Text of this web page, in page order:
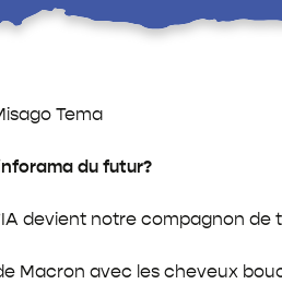
Tema
du futur?
devient notre compagnon de
Macron avec les cheveux